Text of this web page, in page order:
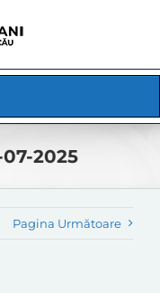
2025
Pagina Următoare